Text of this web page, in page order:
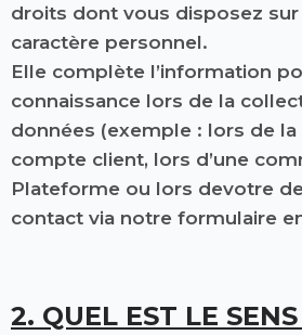
droits dont vous disposez
caractère personnel.
Elle complète l’information
connaissance lors de la
données (exemple : lors de
compte client, lors d’une
Plateforme ou lors devotre
contact via notre formulaire
2. QUEL EST LE